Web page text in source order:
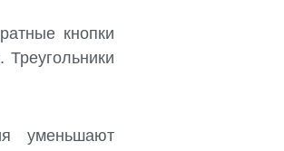
кнопки
уменьшают